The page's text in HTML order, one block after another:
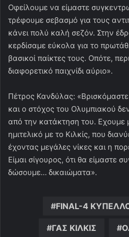
Οφείλουμε να είμαστε
τρέφουμε σεβασμό για τους
κάνει πολύ καλή σεζόν. Στην
κερδίσαμε εύκολα για το
βασικοί παίκτες τους. Οπότε,
διαφορετικό παιχνίδι αύριο».
Πέτρος Κανδύλας:
και ο στόχος του Ολυμπιακού
από την κατάκτηση του. Εχουμε
ημιτελικό με το Κιλκίς, που
έχοντας μεγάλες νίκες και η
Είμαι σίγουρος, ότι θα είμαστε
δώσουμε… δικαιώματα».
FINAL-4
ΓΑΣ ΚΙΛΚΙΣ